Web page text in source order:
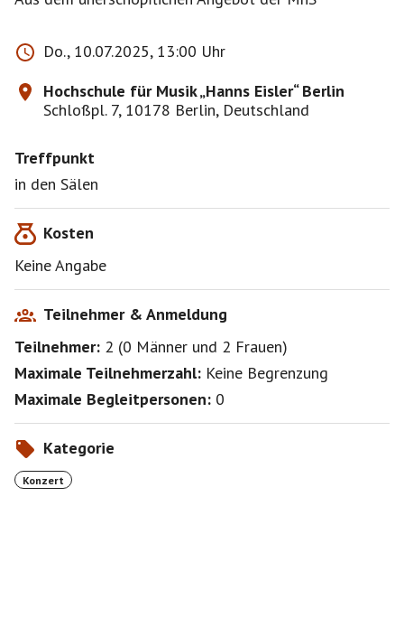
Do., 10.07.2025, 13:00 Uhr
Hochschule für Musik „Hanns Eisler“ Berlin
Schloßpl. 7, 10178 Berlin, Deutschland
Treffpunkt
in den Sälen
Kosten
Keine Angabe
Teilnehmer & Anmeldung
Teilnehmer: 2 (0 Männer und 2 Frauen)
Maximale Teilnehmerzahl: Keine Begrenzung
Maximale Begleitpersonen: 0
Kategorie
Konzert